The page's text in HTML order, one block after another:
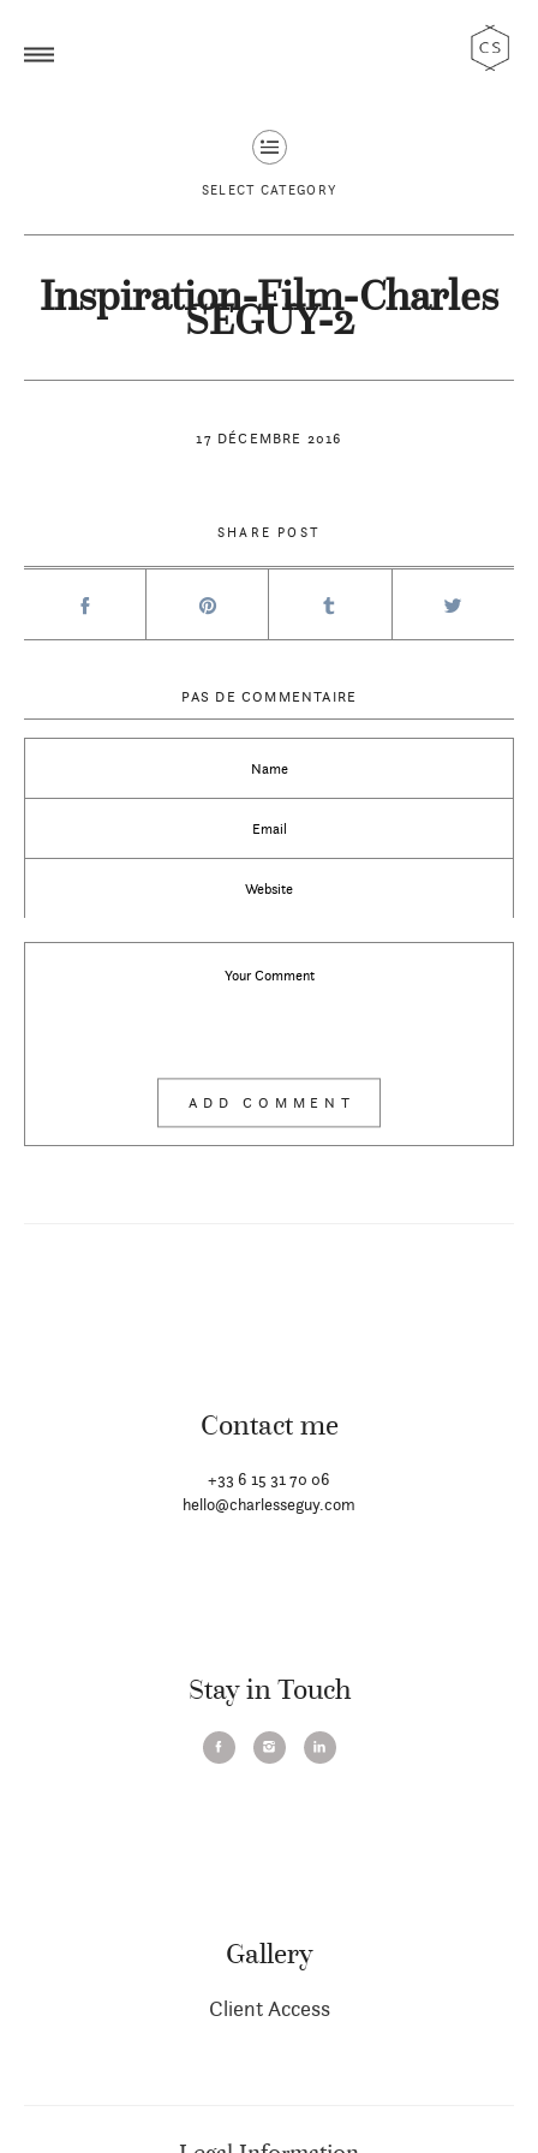
SELECT CATEGORY
17 DÉCEMBRE 2016
Inspiration-Film-Charles
SEGUY-2
SHARE POST
PAS DE COMMENTAIRE
Contact me
+33 6 15 31 70 06
hello@charlesseguy.com
Stay in Touch
Gallery
Client Access